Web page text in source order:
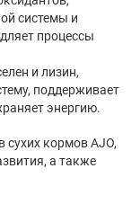
системы и
процессы
и лизин,
поддерживает
энергию.
кормов AJO,
а также